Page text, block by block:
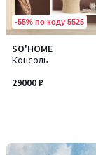
-55% по коду 5525
SO'HOME
Консоль
29000 ₽